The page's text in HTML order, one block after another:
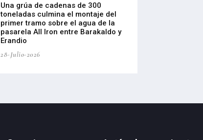
Una grúa de cadenas de 300
toneladas culmina el montaje del
primer tramo sobre el agua de la
pasarela All Iron entre Barakaldo y
Erandio
28-Julio-2026